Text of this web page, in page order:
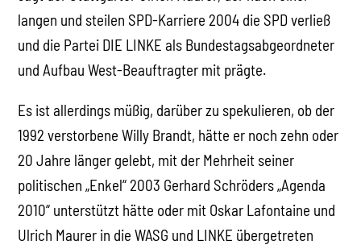
langen und steilen SPD-Karriere 2004 die SPD verließ
und die Partei DIE LINKE als Bundestagsabgeordneter
und Aufbau West-Beauftragter mit prägte.
Es ist allerdings müßig, darüber zu spekulieren, ob der
1992 verstorbene Willy Brandt, hätte er noch zehn oder
20 Jahre länger gelebt, mit der Mehrheit seiner
politischen „Enkel“ 2003 Gerhard Schröders „Agenda
2010“ unterstützt hätte oder mit Oskar Lafontaine und
Ulrich Maurer in die WASG und LINKE übergetreten